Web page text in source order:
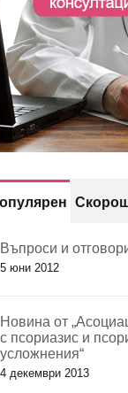
Въпроси и
5 юни 2012
Новина от
с псориазис и
усложнения“
4 декември 2013